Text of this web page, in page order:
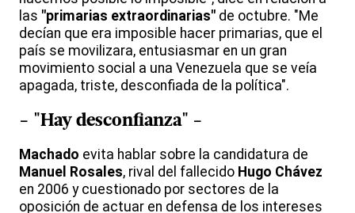
las "primarias extraordinarias" de octubre. "Me
decían que era imposible hacer primarias, que el
país se movilizara, entusiasmar en un gran
movimiento social a una Venezuela que se veía
apagada, triste, desconfiada de la política".
- "Hay desconfianza" -
Machado evita hablar sobre la candidatura de
Manuel Rosales, rival del fallecido Hugo Chávez
en 2006 y cuestionado por sectores de la
oposición de actuar en defensa de los intereses